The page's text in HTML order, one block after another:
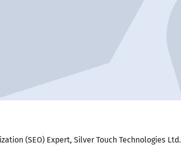
(SEO) Expert, Silver Touch Technologies Ltd.